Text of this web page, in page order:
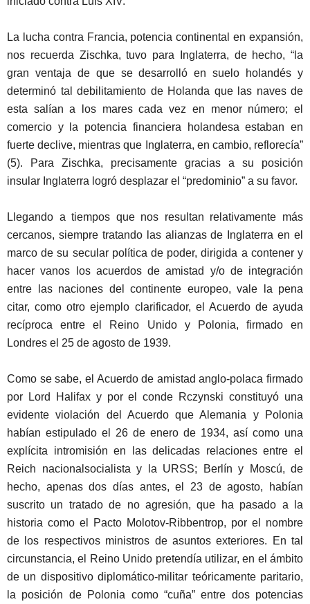
La lucha contra Francia, potencia continental en expansión,
nos recuerda Zischka, tuvo para Inglaterra, de hecho, “la
gran ventaja de que se desarrolló en suelo holandés y
determinó tal debilitamiento de Holanda que las naves de
esta salían a los mares cada vez en menor número; el
comercio y la potencia financiera holandesa estaban en
fuerte declive, mientras que Inglaterra, en cambio, reflorecía”
(5). Para Zischka, precisamente gracias a su posición
insular Inglaterra logró desplazar el “predominio” a su favor.
Llegando a tiempos que nos resultan relativamente más
cercanos, siempre tratando las alianzas de Inglaterra en el
marco de su secular política de poder, dirigida a contener y
hacer vanos los acuerdos de amistad y/o de integración
entre las naciones del continente europeo, vale la pena
citar, como otro ejemplo clarificador, el Acuerdo de ayuda
recíproca entre el Reino Unido y Polonia, firmado en
Londres el 25 de agosto de 1939.
Como se sabe, el Acuerdo de amistad anglo-polaca firmado
por Lord Halifax y por el conde Rczynski constituyó una
evidente violación del Acuerdo que Alemania y Polonia
habían estipulado el 26 de enero de 1934, así como una
explícita intromisión en las delicadas relaciones entre el
Reich nacionalsocialista y la URSS; Berlín y Moscú, de
hecho, apenas dos días antes, el 23 de agosto, habían
suscrito un tratado de no agresión, que ha pasado a la
historia como el Pacto Molotov-Ribbentrop, por el nombre
de los respectivos ministros de asuntos exteriores. En tal
circunstancia, el Reino Unido pretendía utilizar, en el ámbito
de un dispositivo diplomático-militar teóricamente paritario,
la posición de Polonia como “cuña” entre dos potencias